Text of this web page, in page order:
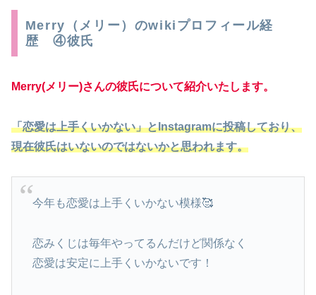
Merry（メリー）のwikiプロフィール経
歴 ④彼氏
Merry(メリー)さんの彼氏について紹介いたします。
「恋愛は上手くいかない」とInstagramに投稿しており、
現在彼氏はいないのではないかと思われます。
今年も恋愛は上手くいかない模様🥰
恋みくじは毎年やってるんだけど関係なく
恋愛は安定に上手くいかないです！